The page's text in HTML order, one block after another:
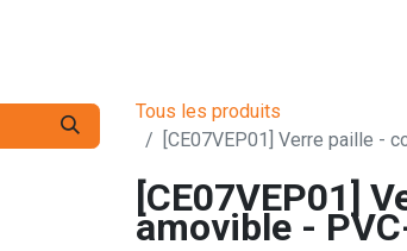
Tous les produits
[CE07VEP01] Verre paille -
[CE07VEP01]
amovible -